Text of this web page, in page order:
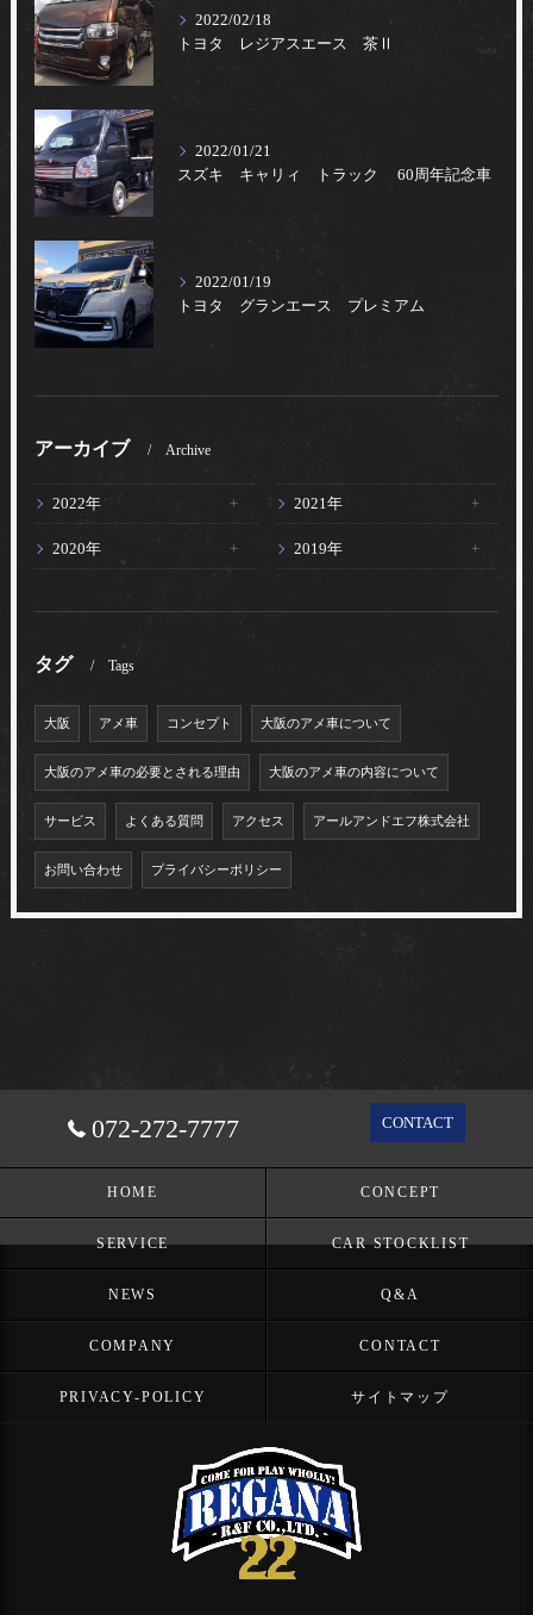
2022/02/18
トヨタ レジアスエース 茶Ⅱ
2022/01/21
スズキ キャリィ トラック 60周年記念車
2022/01/19
トヨタ グランエース プレミアム
アーカイブ Archive
2022年 2021年
2020年 2019年
タグ Tags
大阪 アメ車 コンセプト 大阪のアメ車について
大阪のアメ車の必要とされる理由 大阪のアメ車の内容について
サービス よくある質問 アクセス アールアンドエフ株式会社
お問い合わせ プライバシーポリシー
072-272-7777 CONTACT
HOME CONCEPT
SERVICE CAR STOCKLIST
NEWS Q&A
COMPANY CONTACT
PRIVACY-POLICY サイトマップ